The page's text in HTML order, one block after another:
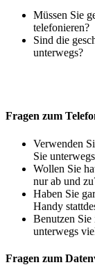
Müssen Sie
telefonieren?
Sind die
unterwegs?
Fragen zum
Verwenden
Sie
Wollen Sie
nur ab und
Haben Sie
Handy
Benutzen
unterwegs
Fragen zum